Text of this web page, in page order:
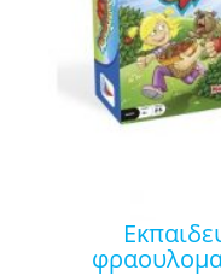
εκπαιδευτικό επιτραπέζιο